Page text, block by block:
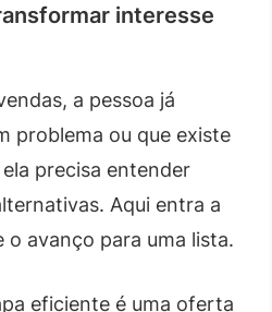
interesse
a pessoa já
problema ou que existe
precisa entender
Aqui entra a
avanço para uma lista.
eficiente é uma oferta